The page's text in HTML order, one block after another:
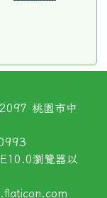
桃園市中
瀏覽器以